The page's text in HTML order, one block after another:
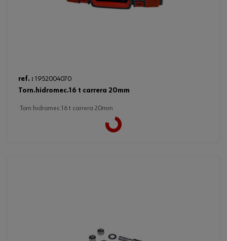
ref. : 1952004070
torn.hidromec.16 t carrera 20mm
torn.hidromec.16 t carrera 20mm